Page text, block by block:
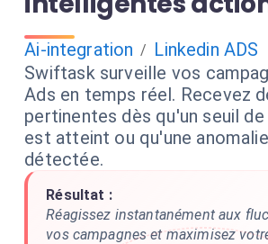
Ai-integration / Linkedin ADS
Swiftask surveille vos
Ads en temps réel. Recevez
pertinentes dès qu'un seuil
est atteint ou qu'une
détectée.
Résultat :
Réagissez instantanément aux
vos campagnes et maximisez